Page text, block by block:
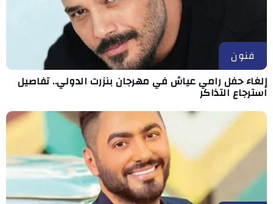
فنون
إلغاء حفل رامي عياش في مهرجان بنزرت الدولي.. تفاصيل
استرجاع التذاكر